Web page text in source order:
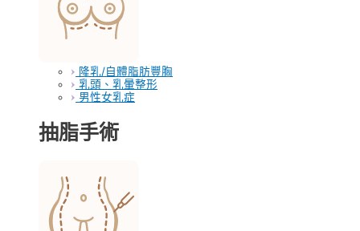
隆乳/自體脂肪豐胸
乳頭、乳暈整形
男性女乳症
抽脂手術